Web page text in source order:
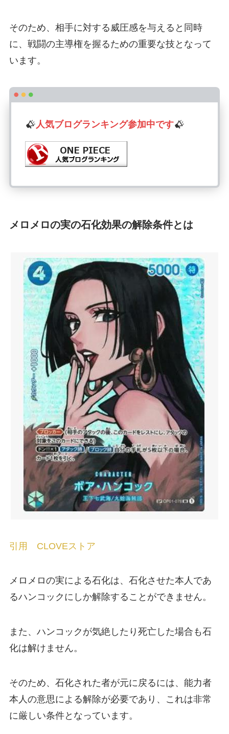
そのため、相手に対する威圧感を与えると同時
に、戦闘の主導権を握るための重要な技となって
います。
人気ブログランキング参加中です
メロメロの実の石化効果の解除条件とは
引用 CLOVEストア
メロメロの実による石化は、石化させた本人であ
るハンコックにしか解除することができません。
また、ハンコックが気絶したり死亡した場合も石
化は解けません。
そのため、石化された者が元に戻るには、能力者
本人の意思による解除が必要であり、これは非常
に厳しい条件となっています。